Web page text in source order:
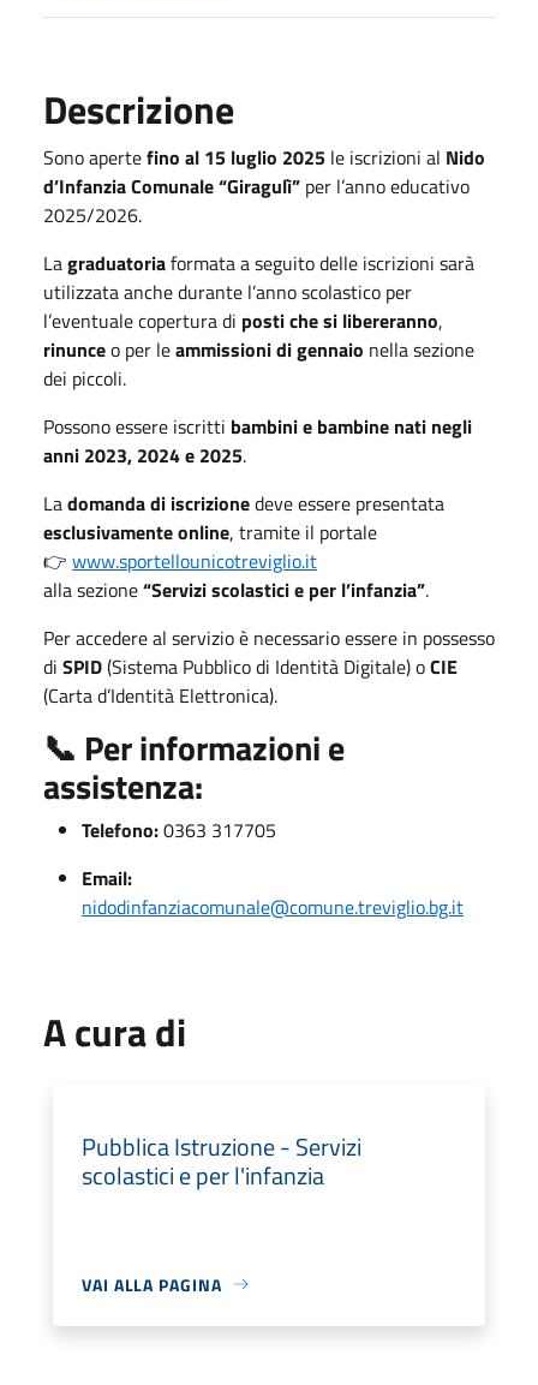
Descrizione
Sono apertefino al 15 luglio 2025 le iscrizioni al Nido
d’Infanzia Comunale “Giragulì” per l’anno educativo
2025/2026.
Lagraduatoriaformata a seguito delle iscrizioni sarà
utilizzata anche durante l’anno scolastico per
l’eventuale copertura di posti che si libereranno,
rinunceo per leammissioni di gennaio nella sezione
dei piccoli.
Possono essere iscritti bambini e bambine nati negli
anni 2023, 2024 e 2025.
Ladomanda di iscrizionedeve essere presentata
esclusivamente online, tramite il portale
👉 www.sportellounicotreviglio.it
alla sezione“Servizi scolastici e per l’infanzia”.
Per accedere al servizio è necessario essere in possesso
di SPID(Sistema Pubblico di Identità Digitale) oCIE
(Carta d’Identità Elettronica).
📞 Per informazioni e
assistenza:
Telefono:0363 317705
Email:
nidodinfanziacomunale@comune.treviglio.bg.it
A cura di
Pubblica Istruzione - Servizi
scolastici e per l'infanzia
VAI ALLA PAGINA